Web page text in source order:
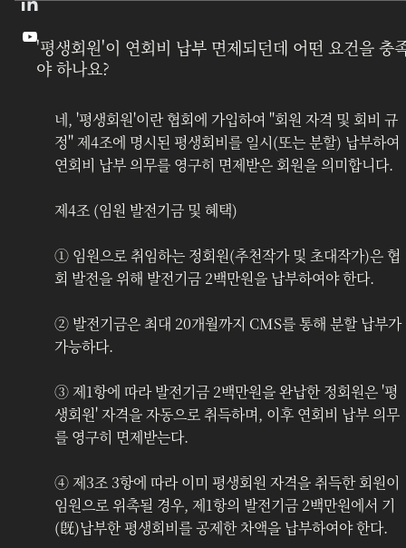
'평생회원'이 연회비 납부 면제되던데 어떤 요건을 충
야 하나요?
네, '평생회원'이란 협회에 가입하여 "회원 자격 및 회비 규
정" 제4조에 명시된 평생회비를 일시(또는 분할) 납부하여
연회비 납부 의무를 영구히 면제받은 회원을 의미합니다.
제4조 (임원 발전기금 및 혜택)
‍① 임원으로 취임하는 정회원(추천작가 및 초대작가)은 협
회 발전을 위해 발전기금 2백만원을 납부하여야 한다.
② 발전기금은 최대 20개월까지 CMS를 통해 분할 납부가
가능하다.
③ 제1항에 따라 발전기금 2백만원을 완납한 정회원은 '평
생회원' 자격을 자동으로 취득하며, 이후 연회비 납부 의무
를 영구히 면제받는다.
④ 제3조 3항에 따라 이미 평생회원 자격을 취득한 회원이
임원으로 위촉될 경우, 제1항의 발전기금 2백만원에서 기
(旣)납부한 평생회비를 공제한 차액을 납부하여야 한다.
